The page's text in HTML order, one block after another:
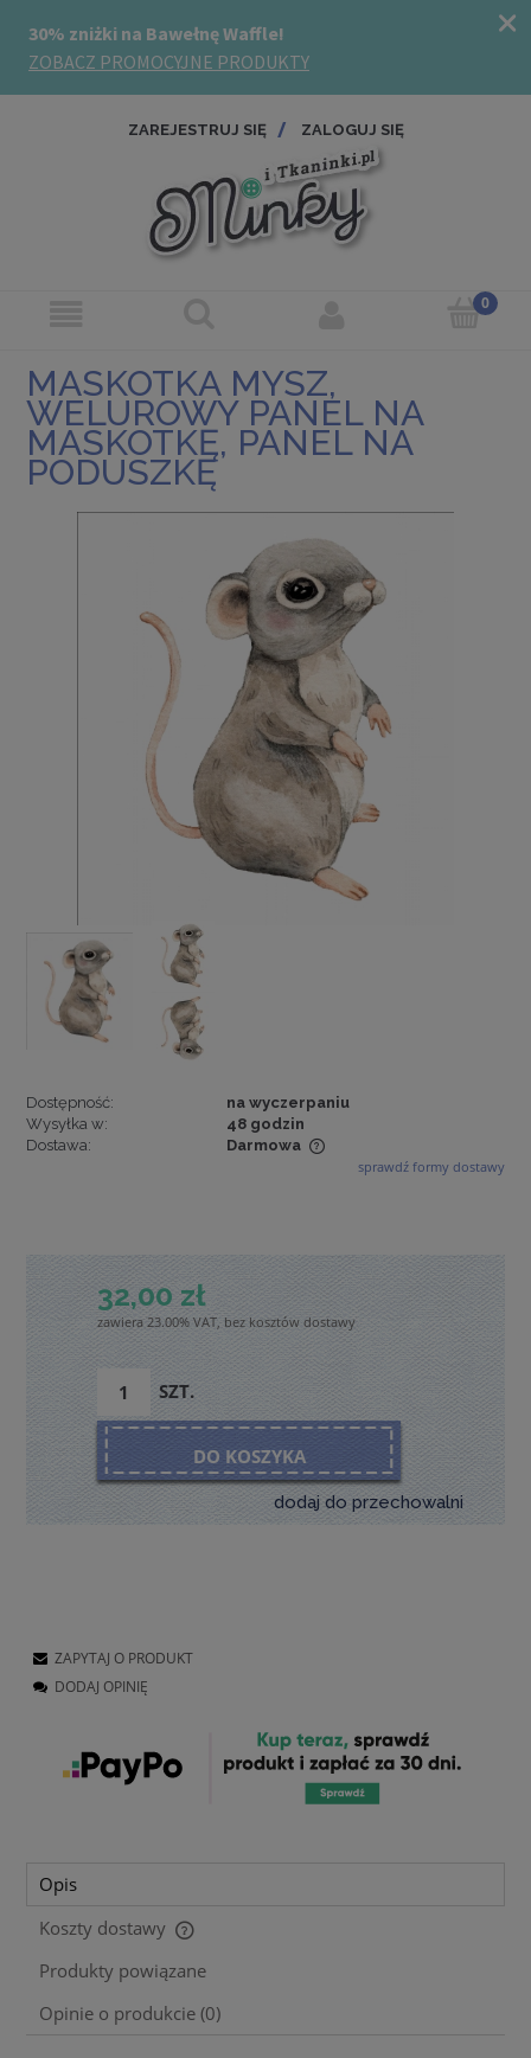
ZAREJESTRUJ SIĘ ZALOGUJ SIĘ
MASKOTKA MYSZ,
WELUROWY PANEL NA
MASKOTKĘ, PANEL NA
PODUSZKĘ
Dostępność:
na wyczerpaniu
Wysyłka w:
48 godzin
Dostawa:
Darmowa
Cena nie zawiera ewentualnych kosztów płatności
sprawdź formy dostawy
32,00 zł
zawiera 23.00% VAT, bez kosztów dostawy
SZT.
DO KOSZYKA
dodaj do przechowalni
ZAPYTAJ O PRODUKT
DODAJ OPINIĘ
Opis
Koszty dostawy
Cena nie zawiera ewentualnych kosztów płatności
Produkty powiązane
Opinie o produkcie (0)